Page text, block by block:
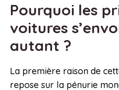
Pourquoi les
voitures
autant ?
La première raison de
repose sur la pénurie